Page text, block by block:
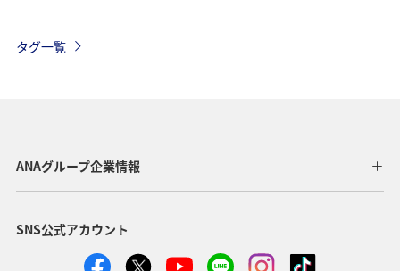
春 クリスマス
タグ一覧
ANAグループ企業情報
SNS公式アカウント